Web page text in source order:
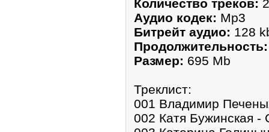
Количество треков:
Аудио кодек: Mp3
Битрейт аудио: 128
Продолжительность:
Размер: 695 Mb
Треклист:
001 Владимир
002 Катя Бужинская -